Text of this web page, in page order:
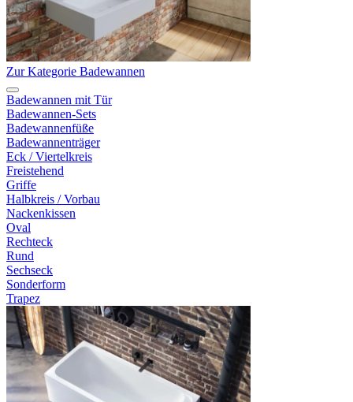
Zur Kategorie Badewannen
Badewannen mit Tür
Badewannen-Sets
Badewannenfüße
Badewannenträger
Eck / Viertelkreis
Freistehend
Griffe
Halbkreis / Vorbau
Nackenkissen
Oval
Rechteck
Rund
Sechseck
Sonderform
Trapez